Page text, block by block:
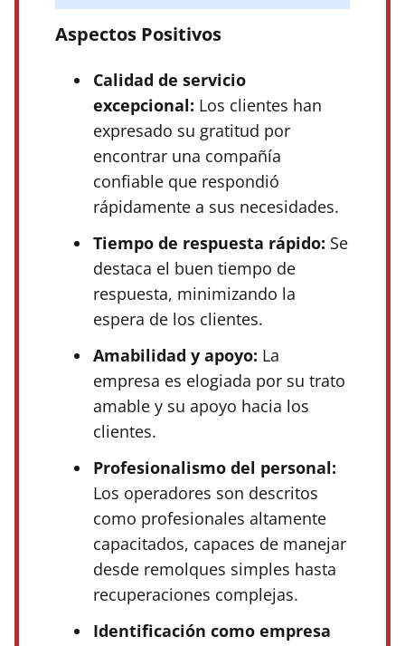
Aspectos Positivos
Calidad de servicio
excepcional: Los clientes han
expresado su gratitud por
encontrar una compañía
confiable que respondió
rápidamente a sus necesidades.
Tiempo de respuesta rápido: Se
destaca el buen tiempo de
respuesta, minimizando la
espera de los clientes.
Amabilidad y apoyo: La
empresa es elogiada por su trato
amable y su apoyo hacia los
clientes.
Profesionalismo del personal:
Los operadores son descritos
como profesionales altamente
capacitados, capaces de manejar
desde remolques simples hasta
recuperaciones complejas.
Identificación como empresa